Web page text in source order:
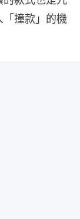
「撞款」的機